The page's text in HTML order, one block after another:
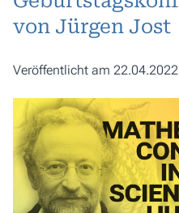
von Jürgen Jost
Veröffentlicht am 22.04.2022